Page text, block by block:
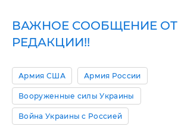
ВАЖНОЕ СООБЩЕНИЕ ОТ
РЕДАКЦИИ!!
Армия США Армия России
Вооруженные силы Украины
Война Украины с Россией